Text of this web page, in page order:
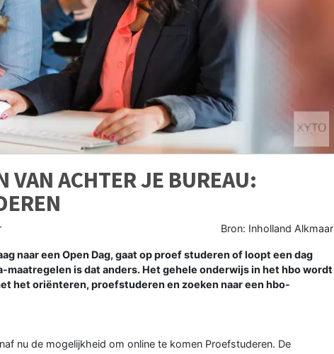
VAN ACHTER JE BUREAU:
Bron: Inholland Alkmaar
naar een Open Dag, gaat op proef studeren of loopt een dag
maatregelen is dat anders. Het gehele onderwijs in het hbo wordt
het oriënteren, proefstuderen en zoeken naar een hbo-
nu de mogelijkheid om online te komen Proefstuderen. De